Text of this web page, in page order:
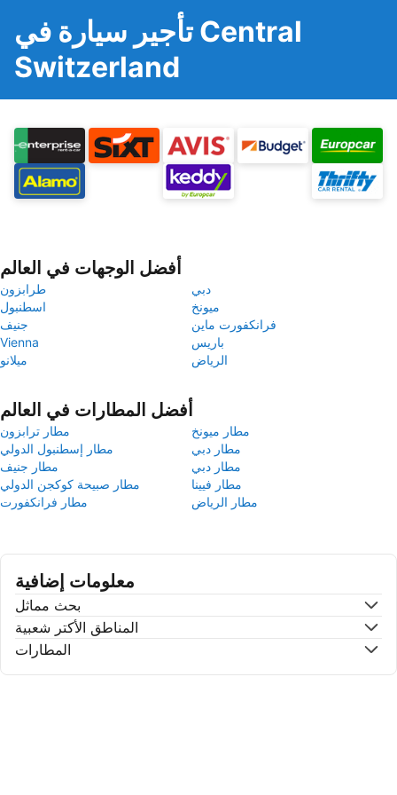
تأجير سيارة في Central
Switzerland
أفضل الوجهات في العالم
طرابزون
دبي
اسطنبول
ميونخ
جنيف
فرانكفورت ماين
Vienna
باريس
ميلانو
الرياض
أفضل المطارات في العالم
مطار ترابزون
مطار ميونخ
مطار إسطنبول الدولي
مطار دبي
مطار جنيف
مطار دبي
مطار صبيحة كوكجن الدولي
مطار فيينا
مطار فرانكفورت
مطار الرياض
معلومات إضافية
بحث مماثل
المناطق الأكتر شعبية
المطارات